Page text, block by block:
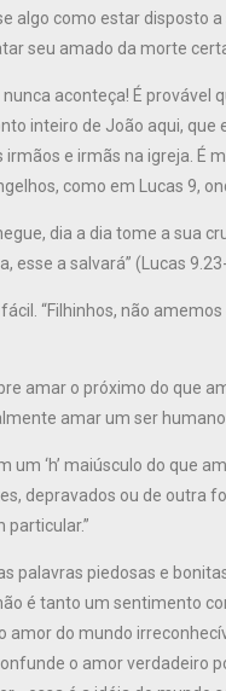
algo como estar disposto
seu amado da morte
aconteça! É
inteiro de João aqui,
e irmãs na igreja. É
como em Lucas 9,
dia a dia tome a sua
esse a salvará” (Lucas
“Filhinhos, não
amar o próximo do que
amar um ser humano
um ‘h’ maiúsculo do que
depravados ou de outra
palavras piedosas e
é tanto um sentimento
amor do mundo
o amor verdadeiro